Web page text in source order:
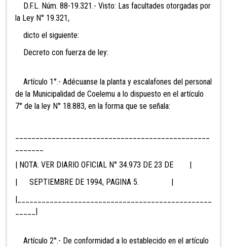
D.F.L. Núm. 88-19.321.- Visto: Las facultades otorgadas por
la Ley N° 19.321,
dicto el siguiente:
Decreto con fuerza de ley:
Artículo 1°.- Adécuanse la planta y escalafones del personal
de la Municipalidad de Coelemu a lo dispuesto en el artículo
7° de la ley N° 18.883, en la forma que se señala:
| NOTA: VER DIARIO OFICIAL N° 34.973 DE 23 DE |
| SEPTIEMBRE DE 1994, PAGINA 5. |
|________________________________________________
_____|
Artículo 2°.- De conformidad a lo establecido en el artículo